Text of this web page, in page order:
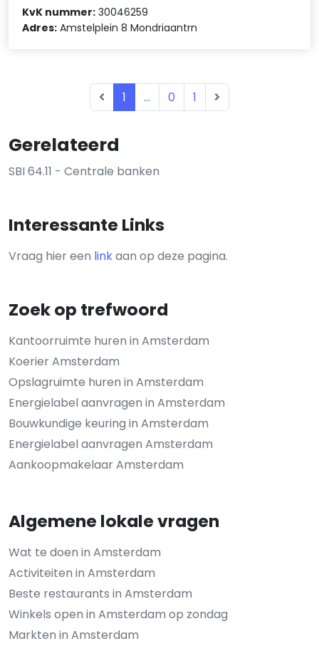
Gerelateerd
SBI 64.11 - Centrale banken
Interessante Links
Vraag hier een linkaan op deze pagina.
Zoek op trefwoord
Kantoorruimte huren in Amsterdam
Koerier Amsterdam
Opslagruimte huren in Amsterdam
Energielabel aanvragen in Amsterdam
Bouwkundige keuring in Amsterdam
Energielabel aanvragen Amsterdam
Aankoopmakelaar Amsterdam
Algemene lokale vragen
Wat te doen in Amsterdam
Activiteiten in Amsterdam
Beste restaurants in Amsterdam
Winkels open in Amsterdam op zondag
Markten in Amsterdam
KvK nummer: 30046259
Adres: Amstelplein 8 Mondriaantrn
1 ... 0 1